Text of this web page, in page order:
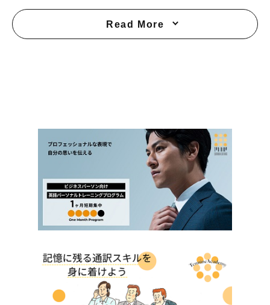
Read More